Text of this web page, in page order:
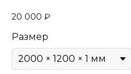
20 000 ₽
Размер